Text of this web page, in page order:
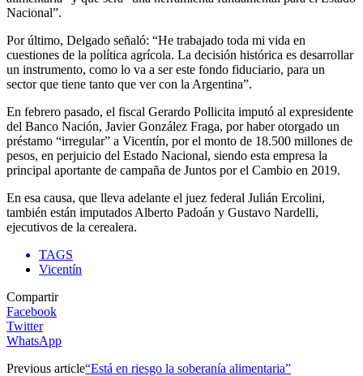
Nacional”.
Por último, Delgado señaló: “He trabajado toda mi vida en
cuestiones de la política agrícola. La decisión histórica es desarrollar
un instrumento, como lo va a ser este fondo fiduciario, para un
sector que tiene tanto que ver con la Argentina”.
En febrero pasado, el fiscal Gerardo Pollicita imputó al expresidente
del Banco Nación, Javier González Fraga, por haber otorgado un
préstamo “irregular” a Vicentín, por el monto de 18.500 millones de
pesos, en perjuicio del Estado Nacional, siendo esta empresa la
principal aportante de campaña de Juntos por el Cambio en 2019.
En esa causa, que lleva adelante el juez federal Julián Ercolini,
también están imputados Alberto Padoán y Gustavo Nardelli,
ejecutivos de la cerealera.
TAGS
Vicentín
Compartir
Facebook
Twitter
WhatsApp
Previous article“Está en riesgo la soberanía alimentaria”